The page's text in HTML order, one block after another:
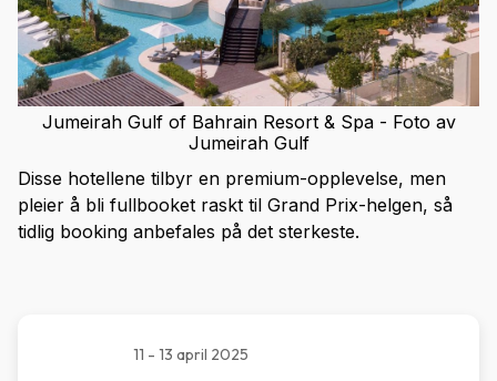
Jumeirah Gulf of Bahrain Resort & Spa - Foto av
Jumeirah Gulf
Disse hotellene tilbyr en premium-opplevelse, men
pleier å bli fullbooket raskt til Grand Prix-helgen, så
tidlig booking anbefales på det sterkeste.
11 - 13 april 2025